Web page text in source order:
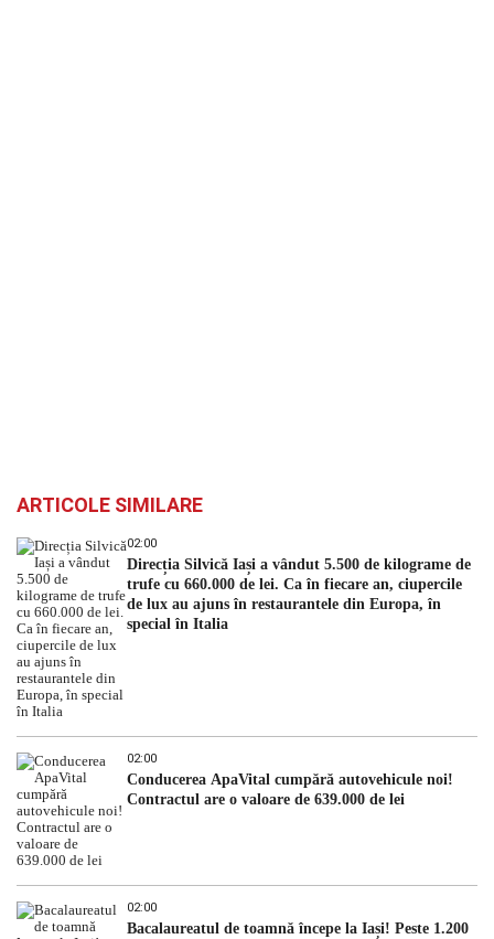
ARTICOLE SIMILARE
02:00
Direcția Silvică Iași a vândut 5.500 de kilograme de
trufe cu 660.000 de lei. Ca în fiecare an, ciupercile
de lux au ajuns în restaurantele din Europa, în
special în Italia
02:00
Conducerea ApaVital cumpără autovehicule noi!
Contractul are o valoare de 639.000 de lei
02:00
Bacalaureatul de toamnă începe la Iași! Peste 1.200